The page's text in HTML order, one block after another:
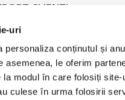
uri
personaliza conținutul și
asemenea, le oferim
modul în care folosiți
culese în urma folosirii
CLIENTI
platilor